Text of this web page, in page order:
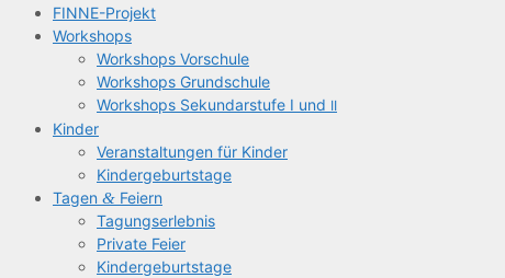
FIN­­NE-Pro­­jekt
Work­shops
Work­shops Vorschule
Work­shops Grundschule
Work­shops Sekun­dar­stu­fe I und II
Kin­der
Ver­an­stal­tun­gen für Kinder
Kin­der­ge­burts­ta­ge
Tagen & Feiern
Tagungs­er­leb­nis
Pri­va­te Feier
Kin­der­ge­burts­ta­ge